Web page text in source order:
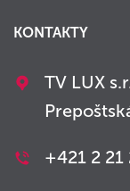
KONTAKTY
TV LUX
+421 2 21